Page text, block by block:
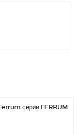
серии FERRUM